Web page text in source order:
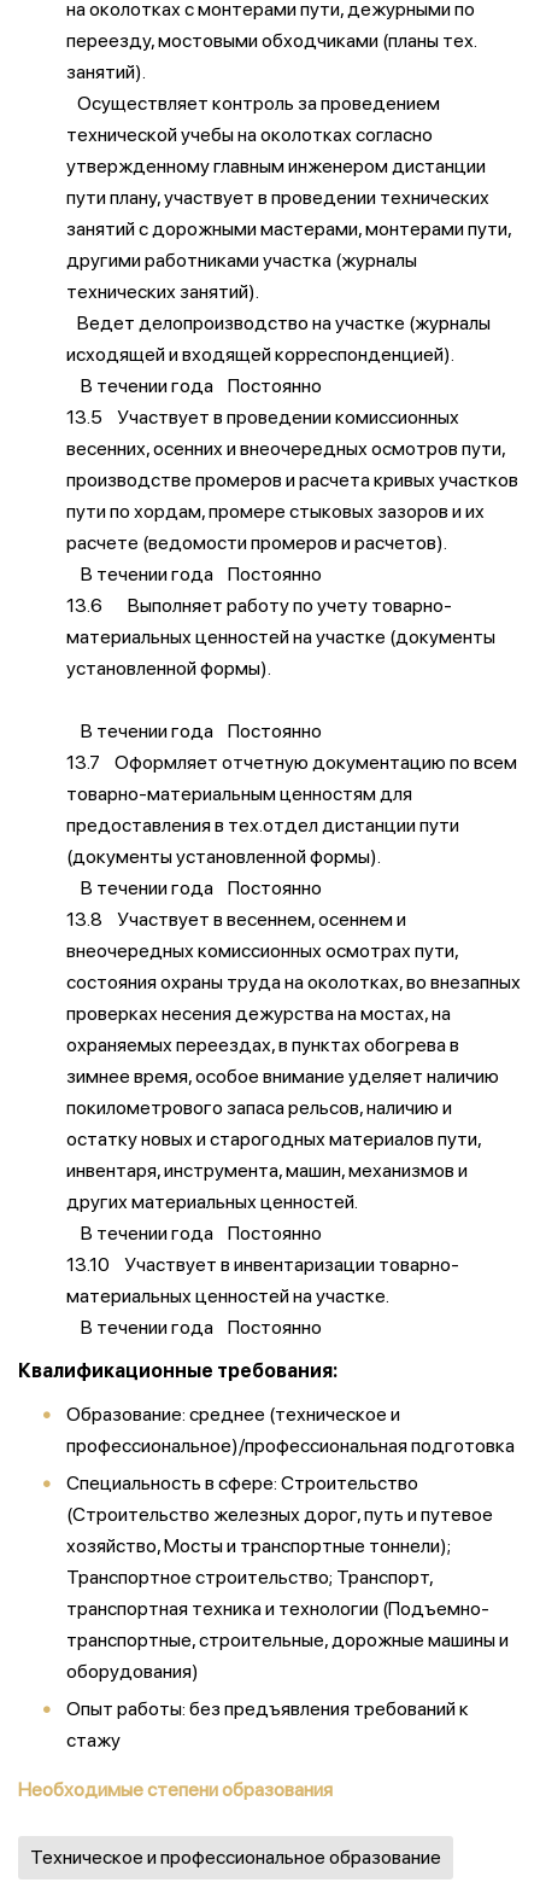
на околотках с монтерами пути, дежурными по
переезду, мостовыми обходчиками (планы тех.
занятий).
Осуществляет контроль за проведением
технической учебы на околотках согласно
утвержденному главным инженером дистанции
пути плану, участвует в проведении технических
занятий с дорожными мастерами, монтерами пути,
другими работниками участка (журналы
технических занятий).
Ведет делопроизводство на участке (журналы
исходящей и входящей корреспонденцией).
В течении года Постоянно
13.5 Участвует в проведении комиссионных
весенних, осенних и внеочередных осмотров пути,
производстве промеров и расчета кривых участков
пути по хордам, промере стыковых зазоров и их
расчете (ведомости промеров и расчетов).
В течении года Постоянно
13.6 Выполняет работу по учету товарно-
материальных ценностей на участке (документы
установленной формы).
В течении года Постоянно
13.7 Оформляет отчетную документацию по всем
товарно-материальным ценностям для
предоставления в тех.отдел дистанции пути
(документы установленной формы).
В течении года Постоянно
13.8 Участвует в весеннем, осеннем и
внеочередных комиссионных осмотрах пути,
состояния охраны труда на околотках, во внезапных
проверках несения дежурства на мостах, на
охраняемых переездах, в пунктах обогрева в
зимнее время, особое внимание уделяет наличию
покилометрового запаса рельсов, наличию и
остатку новых и старогодных материалов пути,
инвентаря, инструмента, машин, механизмов и
других материальных ценностей.
В течении года Постоянно
13.10 Участвует в инвентаризации товарно-
материальных ценностей на участке.
В течении года Постоянно
Квалификационные требования:
Образование: среднее (техническое и
профессиональное)/профессиональная подготовка
Специальность в сфере: Строительство
(Строительство железных дорог, путь и путевое
хозяйство, Мосты и транспортные тоннели);
Транспортное строительство; Транспорт,
транспортная техника и технологии (Подъемно-
транспортные, строительные, дорожные машины и
оборудования)
Опыт работы: без предъявления требований к
стажу
Необходимые степени образования
Техническое и профессиональное образование